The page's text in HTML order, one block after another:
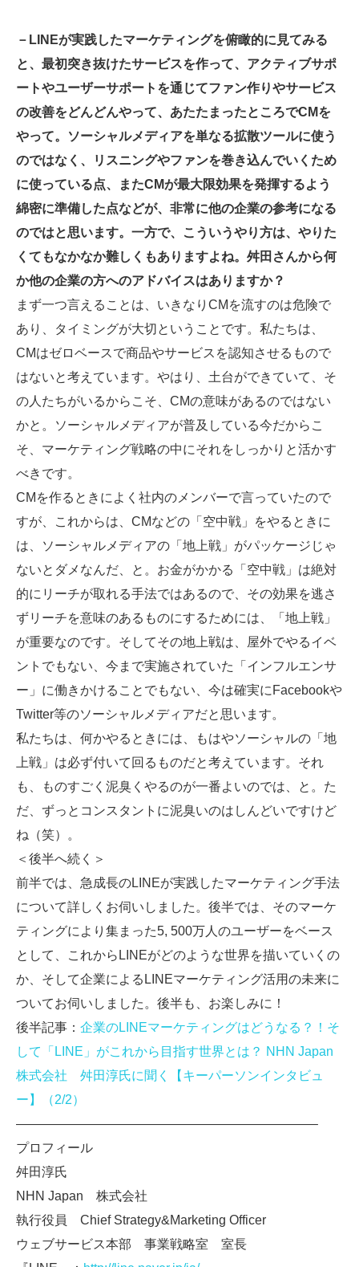
－LINEが実践したマーケティングを俯瞰的に見てみる
と、最初突き抜けたサービスを作って、アクティブサポ
ートやユーザーサポートを通じてファン作りやサービス
の改善をどんどんやって、あたたまったところでCMを
やって。ソーシャルメディアを単なる拡散ツールに使う
のではなく、リスニングやファンを巻き込んでいくため
に使っている点、またCMが最大限効果を発揮するよう
綿密に準備した点などが、非常に他の企業の参考になる
のではと思います。一方で、こういうやり方は、やりた
くてもなかなか難しくもありますよね。舛田さんから何
か他の企業の方へのアドバイスはありますか？
まず一つ言えることは、いきなりCMを流すのは危険で
あり、タイミングが大切ということです。私たちは、
CMはゼロベースで商品やサービスを認知させるもので
はないと考えています。やはり、土台ができていて、そ
の人たちがいるからこそ、CMの意味があるのではない
かと。ソーシャルメディアが普及している今だからこ
そ、マーケティング戦略の中にそれをしっかりと活かす
べきです。
CMを作るときによく社内のメンバーで言っていたので
すが、これからは、CMなどの「空中戦」をやるときに
は、ソーシャルメディアの「地上戦」がパッケージじゃ
ないとダメなんだ、と。お金がかかる「空中戦」は絶対
的にリーチが取れる手法ではあるので、その効果を逃さ
ずリーチを意味のあるものにするためには、「地上戦」
が重要なのです。そしてその地上戦は、屋外でやるイベ
ントでもない、今まで実施されていた「インフルエンサ
ー」に働きかけることでもない、今は確実にFacebookや
Twitter等のソーシャルメディアだと思います。
私たちは、何かやるときには、もはやソーシャルの「地
上戦」は必ず付いて回るものだと考えています。それ
も、ものすごく泥臭くやるのが一番よいのでは、と。た
だ、ずっとコンスタントに泥臭いのはしんどいですけど
ね（笑）。
＜後半へ続く＞
前半では、急成長のLINEが実践したマーケティング手法
について詳しくお伺いしました。後半では、そのマーケ
ティングにより集まった5, 500万人のユーザーをベース
として、これからLINEがどのような世界を描いていくの
か、そして企業によるLINEマーケティング活用の未来に
ついてお伺いしました。後半も、お楽しみに！
後半記事： 企業のLINEマーケティングはどうなる？！そ
して「LINE」がこれから目指す世界とは？ NHN Japan
株式会社 舛田淳氏に聞く【キーパーソンインタビュ
ー】（2/2）
———————————————————————–
プロフィール
舛田淳氏
NHN Japan 株式会社
執行役員 Chief Strategy&Marketing Officer
ウェブサービス本部 事業戦略室 室長